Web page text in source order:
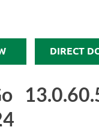
DIRECT